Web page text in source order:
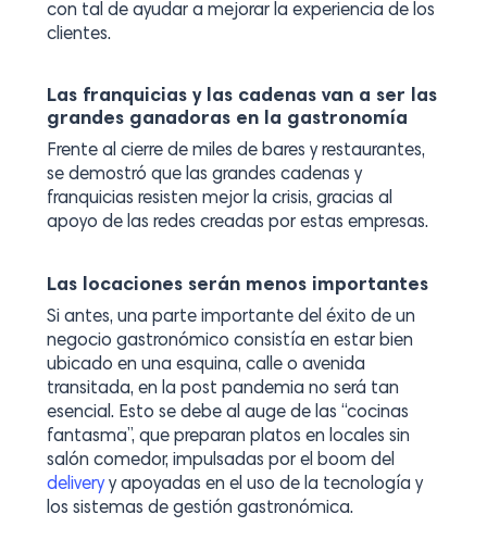
con tal de ayudar a mejorar la experiencia de los
clientes.
Las franquicias y las cadenas van a ser las
grandes ganadoras en la gastronomía
Frente al cierre de miles de bares y restaurantes,
se demostró que las grandes cadenas y
franquicias resisten mejor la crisis, gracias al
apoyo de las redes creadas por estas empresas.
Las locaciones serán menos importantes
Si antes, una parte importante del éxito de un
negocio gastronómico consistía en estar bien
ubicado en una esquina, calle o avenida
transitada, en la post pandemia no será tan
esencial. Esto se debe al auge de las “cocinas
fantasma”, que preparan platos en locales sin
salón comedor, impulsadas por el boom del
deliveryy apoyadas en el uso de la tecnología y
los sistemas de gestión gastronómica.